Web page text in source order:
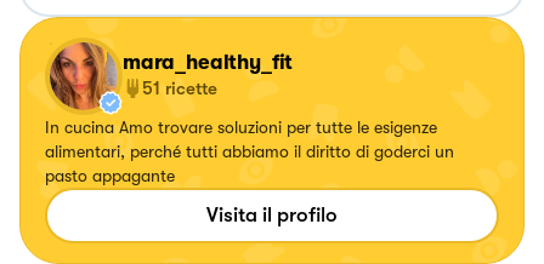
mara_healthy_fit
51 ricette
In cucina Amo trovare soluzioni per tutte le esigenze
alimentari, perché tutti abbiamo il diritto di goderci un
pasto appagante
Visita il profilo